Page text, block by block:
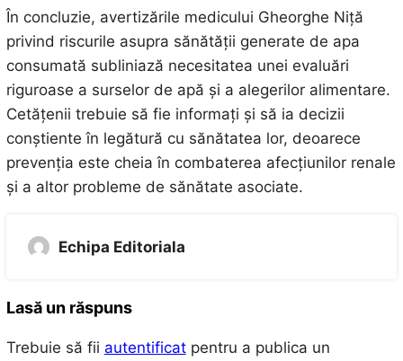
În concluzie, avertizările medicului Gheorghe Niță
privind riscurile asupra sănătății generate de apa
consumată subliniază necesitatea unei evaluări
riguroase a surselor de apă și a alegerilor alimentare.
Cetățenii trebuie să fie informați și să ia decizii
conștiente în legătură cu sănătatea lor, deoarece
prevenția este cheia în combaterea afecțiunilor renale
și a altor probleme de sănătate asociate.
Echipa Editoriala
Lasă un răspuns
Trebuie să fii autentificatpentru a publica un